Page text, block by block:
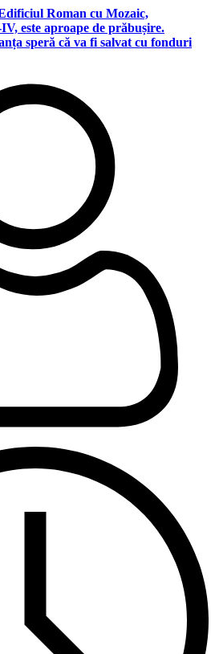
Roman cu Mozaic,
este aproape de prăbușire.
speră că va fi salvat cu fonduri